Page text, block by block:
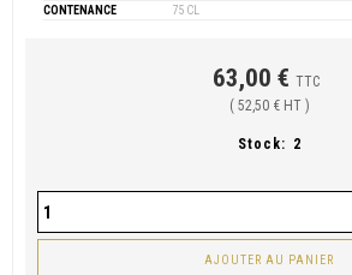
CONTENANCE
75 CL
63,00 € TTC
( 52,50 € HT )
Stock: 2
AJOUTER AU PANIER